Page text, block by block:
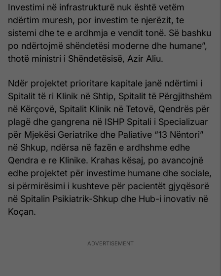
Investimi në infrastrukturë nuk është vetëm
ndërtim muresh, por investim te njerëzit, te
sistemi dhe te e ardhmja e vendit tonë. Së bashku
po ndërtojmë shëndetësi moderne dhe humane”,
thotë ministri i Shëndetësisë, Azir Aliu.
Ndër projektet prioritare kapitale janë ndërtimi i
Spitalit të ri Klinik në Shtip, Spitalit të Përgjithshëm
në Kërçovë, Spitalit Klinik në Tetovë, Qendrës për
plagë dhe gangrena në ISHP Spitali i Specializuar
për Mjekësi Geriatrike dhe Paliative “13 Nëntori”
në Shkup, ndërsa në fazën e ardhshme edhe
Qendra e re Klinike. Krahas kësaj, po avancojnë
edhe projektet për investime humane dhe sociale,
si përmirësimi i kushteve për pacientët gjyqësorë
në Spitalin Psikiatrik-Shkup dhe Hub-i inovativ në
Koçan.